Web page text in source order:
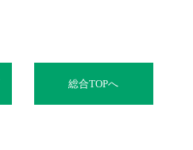
総合TOPへ